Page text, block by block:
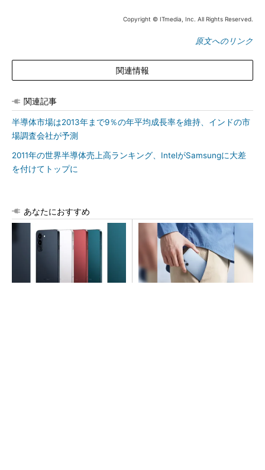
Copyright © ITmedia, Inc. All Rights Reserved.
原文へのリンク
関連情報
関連記事
半導体市場は2013年まで9％の年平均成長率を維持、インドの市
場調査会社が予測
2011年の世界半導体売上高ランキング、IntelがSamsungに大差
を付けてトップに
あなたにおすすめ